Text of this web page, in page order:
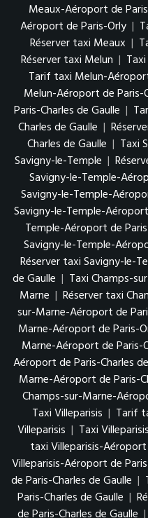
Meaux-Aéroport de
Aéroport de Paris-Orly |
Réserver taxi Meaux |
Réserver taxi Melun |
Tarif taxi Melun-
Melun-Aéroport de Paris-
Paris-Charles de Gaulle |
Charles de Gaulle |
Charles de Gaulle | Taxi
Savigny-le-Temple |
Savigny-le-Temple-
Savigny-le-Temple-
Savigny-le-Temple-
Temple-Aéroport de
Savigny-le-Temple-
Réserver taxi Savigny-le-
de Gaulle | Taxi Champs-
Marne | Réserver taxi
sur-Marne-Aéroport de
Marne-Aéroport de Paris-
Marne-Aéroport de Paris-
Aéroport de Paris-Charles
Marne-Aéroport de Paris-
Champs-sur-Marne-
Taxi Villeparisis | Tarif
Villeparisis | Taxi
taxi Villeparisis-
Villeparisis-Aéroport de
de Paris-Charles de Gaulle |
Paris-Charles de Gaulle |
de Paris-Charles de Gaulle |